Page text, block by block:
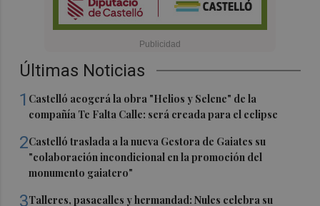
Últimas Noticias
1 Castelló acogerá la obra "Helios y Selene" de la
compañía Te Falta Calle: será creada para el eclipse
2Castelló traslada a la nueva Gestora de Gaiates su
"colaboración incondicional en la promoción del
monumento gaiatero"
3Talleres, pasacalles y hermandad: Nules celebra su